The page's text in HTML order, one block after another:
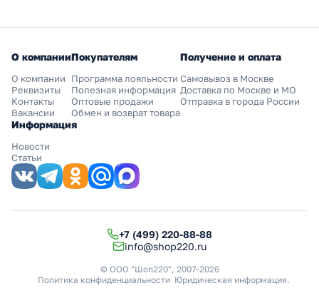
О компании
О компании
Реквизиты
Контакты
Вакансии
Покупателям
Программа лояльности
Полезная информация
Оптовые продажи
Обмен и возврат товара
Получение и оплата
Самовывоз в Москве
Доставка по Москве и МО
Отправка в города России
Информация
Новости
Статьи
+7 (499) 220-88-88
info@shop220.ru
© ООО "Шоп220", 2007-2026
Политика конфиденциальности Юридическая информация.